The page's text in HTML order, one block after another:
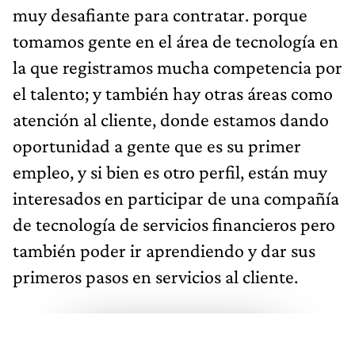
muy desafiante para contratar. porque
tomamos gente en el área de tecnología en
la que registramos mucha competencia por
el talento; y también hay otras áreas como
atención al cliente, donde estamos dando
oportunidad a gente que es su primer
empleo, y si bien es otro perfil, están muy
interesados en participar de una compañía
de tecnología de servicios financieros pero
también poder ir aprendiendo y dar sus
primeros pasos en servicios al cliente.